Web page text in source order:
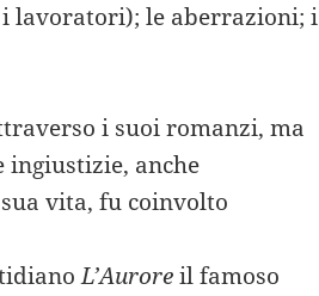
lavoratori); le aberrazioni; i
i suoi romanzi, ma
ingiustizie, anche
vita, fu coinvolto
L’Auroreil famoso